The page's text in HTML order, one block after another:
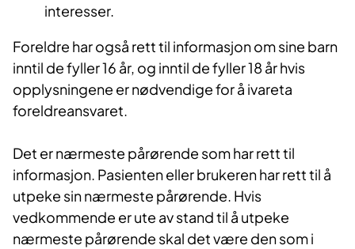
interesser.
Foreldre har også rett til informasjon om sine barn
inntil de fyller 16 år, og inntil de fyller 18 år hvis
opplysningene er nødvendige for å ivareta
foreldreansvaret.
Det er nærmeste pårørende som har rett til
informasjon. Pasienten eller brukeren har rett til å
utpeke sin nærmeste pårørende. Hvis
vedkommende er ute av stand til å utpeke
nærmeste pårørende skal det være den som i